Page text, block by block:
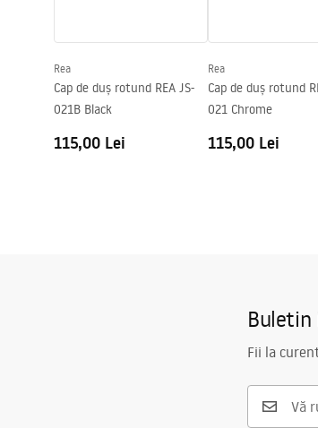
Rea
Cap de duș rotund REA JS-
021B Black
115,00 Lei
Rea
Cap de duș rotund
021 Chrome
115,00 Lei
Fii la